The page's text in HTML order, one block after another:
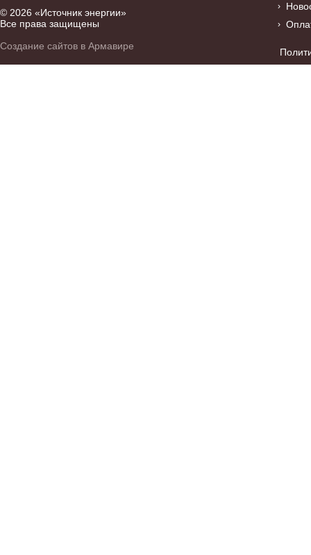
© 2026 «Источник энергии»
Все права защищены
Создание сайтов в Армавире